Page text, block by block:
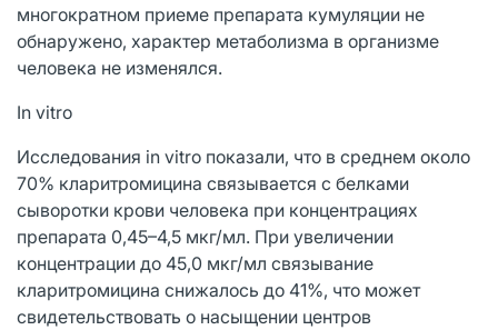
многократном приеме препарата кумуляции не
обнаружено, характер метаболизма в организме
человека не изменялся.
In vitro
Исследования in vitro показали, что в среднем около
70% кларитромицина связывается с белками
сыворотки крови человека при концентрациях
препарата 0,45–4,5 мкг/мл. При увеличении
концентрации до 45,0 мкг/мл связывание
кларитромицина снижалось до 41%, что может
свидетельствовать о насыщении центров